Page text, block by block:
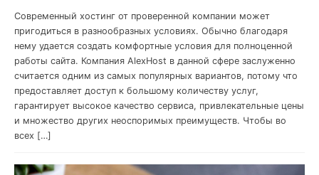
Современный хостинг от проверенной компании может
пригодиться в разнообразных условиях. Обычно благодаря
нему удается создать комфортные условия для полноценной
работы сайта. Компания AlexHost в данной сфере заслуженно
считается одним из самых популярных вариантов, потому что
предоставляет доступ к большому количеству услуг,
гарантирует высокое качество сервиса, привлекательные цены
и множество других неоспоримых преимуществ. Чтобы во
всех […]